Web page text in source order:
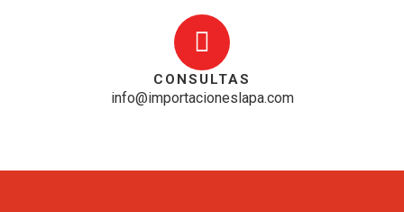
CONSULTAS
info@importacioneslapa.com